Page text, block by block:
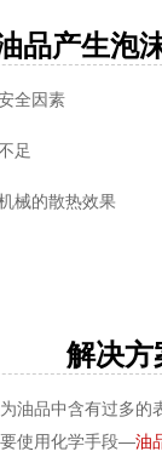
产生泡沫
全因素
足
械的散热效果
解决方
品中含有过多的
使用化学手段—油